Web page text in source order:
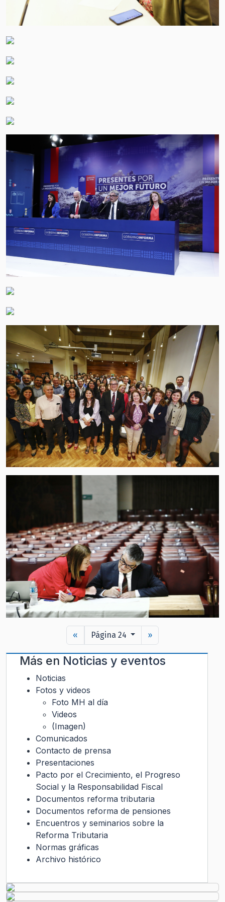
« Página 24 »
Más en Noticias y eventos
Noticias
Fotos y videos
Foto MH al día
Videos
(Imagen)
Comunicados
Contacto de prensa
Presentaciones
Pacto por el Crecimiento, el Progreso
Social y la Responsabilidad Fiscal
Documentos reforma tributaria
Documentos reforma de pensiones
Encuentros y seminarios sobre la
Reforma Tributaria
Normas gráficas
Archivo histórico